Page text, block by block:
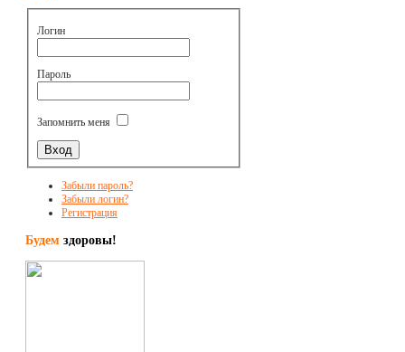
Логин
Пароль
Запомнить меня
Забыли пароль?
Забыли логин?
Регистрация
Будем здоровы!